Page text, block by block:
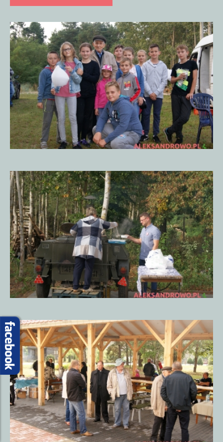
Autobusy
SP w Obierwi
Sąsiednie gminy
Lelis
Kadzidło
Baranowo
Olszewo-Borki
Kontakt
Dzielnicowy
Urząd Gminy
Przydatne numery
Piknik Historyczny 15.09.20185
Piknik Historyczny 15.09.20185
Piknik Historyczny 15.09.20185